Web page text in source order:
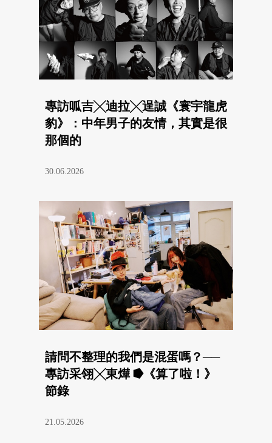
專訪呱吉╳迪拉╳逞誠《寰宇龍虎
豹》：中年男子的友情，其實是很
那個的
30.06.2026
請問不整理的我們是混蛋嗎？──
專訪采翎╳東燁 ⭓《算了啦！》
節錄
21.05.2026